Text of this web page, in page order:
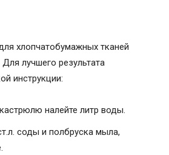
хлопчатобумажных тканей
лучшего результата
инструкции:
налейте литр воды.
соды и полбруска мыла,